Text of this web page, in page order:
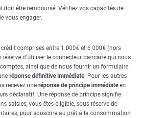
doit être remboursé. Vérifiez vos capacités de
vous engager.
comprises entre 1 000€ et 6 000€ (hors
d’utiliser le connecteur bancaire qui nous
ainsi que de nous fournir un formulaire
réponse définitive immédiate. Pour les autres
recevez une réponse de principe immédiateen
déclaratif. Une réponse de principe signifie
saisies, vous êtes éligible, sous réserve de
pour souscrire au prêt à la consommation